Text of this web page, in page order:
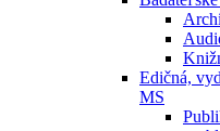
Edičná,
MS